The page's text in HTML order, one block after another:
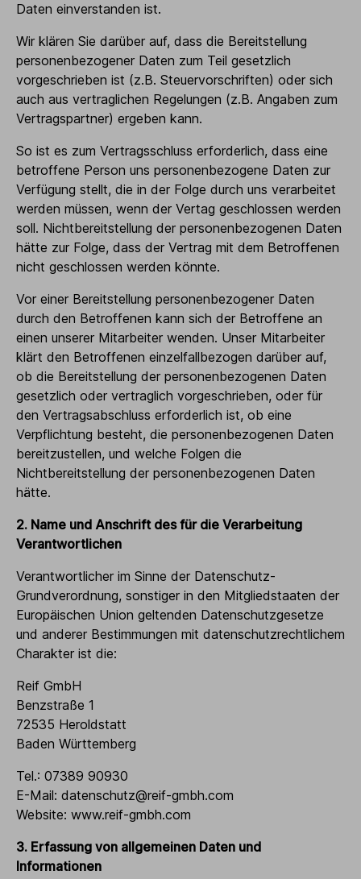
Daten einverstanden ist.
Wir klären Sie darüber auf, dass die Bereitstellung
personenbezogener Daten zum Teil gesetzlich
vorgeschrieben ist (z.B. Steuervorschriften) oder sich
auch aus vertraglichen Regelungen (z.B. Angaben zum
Vertragspartner) ergeben kann.
So ist es zum Vertragsschluss erforderlich, dass eine
betroffene Person uns personenbezogene Daten zur
Verfügung stellt, die in der Folge durch uns verarbeitet
werden müssen, wenn der Vertag geschlossen werden
soll. Nichtbereitstellung der personenbezogenen Daten
hätte zur Folge, dass der Vertrag mit dem Betroffenen
nicht geschlossen werden könnte.
Vor einer Bereitstellung personenbezogener Daten
durch den Betroffenen kann sich der Betroffene an
einen unserer Mitarbeiter wenden. Unser Mitarbeiter
klärt den Betroffenen einzelfallbezogen darüber auf,
ob die Bereitstellung der personenbezogenen Daten
gesetzlich oder vertraglich vorgeschrieben, oder für
den Vertragsabschluss erforderlich ist, ob eine
Verpflichtung besteht, die personenbezogenen Daten
bereitzustellen, und welche Folgen die
Nichtbereitstellung der personenbezogenen Daten
hätte.
2. Name und Anschrift des für die Verarbeitung
Verantwortlichen
Verantwortlicher im Sinne der Datenschutz-
Grundverordnung, sonstiger in den Mitgliedstaaten der
Europäischen Union geltenden Datenschutzgesetze
und anderer Bestimmungen mit datenschutzrechtlichem
Charakter ist die:
Reif GmbH
Benzstraße 1
72535 Heroldstatt
Baden Württemberg
Tel.: 07389 90930
E-Mail: datenschutz@reif-gmbh.com
Website: www.reif-gmbh.com
3. Erfassung von allgemeinen Daten und
Informationen